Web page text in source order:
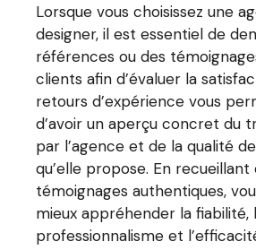
Lorsque vous choisissez une
designer, il est essentiel de
références ou des
clients afin d’évaluer la
retours d’expérience vous
d’avoir un aperçu concret du
par l’agence et de la qualité
qu’elle propose. En recueillant
témoignages authentiques,
mieux appréhender la fiabilité,
professionnalisme et